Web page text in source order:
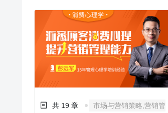
共 19 章
市场与营销策略,营销管